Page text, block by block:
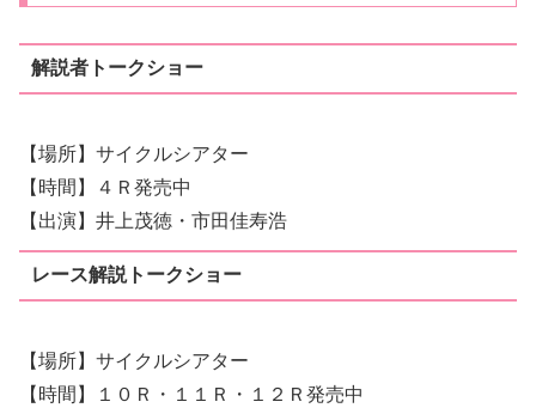
解説者トークショー
【場所】サイクルシアター
【時間】４Ｒ発売中
【出演】井上茂徳・市田佳寿浩
レース解説トークショー
【場所】サイクルシアター
【時間】１０Ｒ・１１Ｒ・１２Ｒ発売中